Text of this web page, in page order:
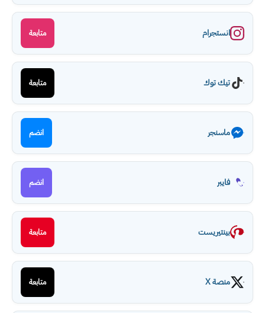
انستجرام متابعة
تيك توك متابعة
ماسنجر انضم
فايبر انضم
بينتيريست متابعة
منصة X متابعة